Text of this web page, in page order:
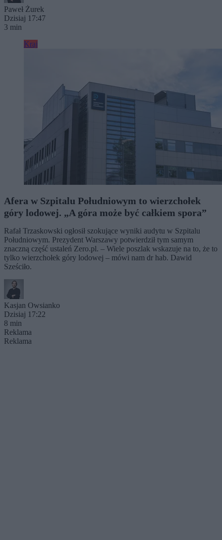
Paweł Żurek
Dzisiaj 17:47
3 min
Kraj
Afera w Szpitalu Południowym to wierzchołek
góry lodowej. „A góra może być całkiem spora”
Rafał Trzaskowski ogłosił szokujące wyniki audytu w Szpitalu
Południowym. Prezydent Warszawy potwierdził tym samym
znaczną część ustaleń Zero.pl. – Wiele poszlak wskazuje na to, że to
tylko wierzchołek góry lodowej – mówi nam dr hab. Dawid
Sześciło.
Kasjan Owsianko
Dzisiaj 17:22
8 min
Reklama
Reklama